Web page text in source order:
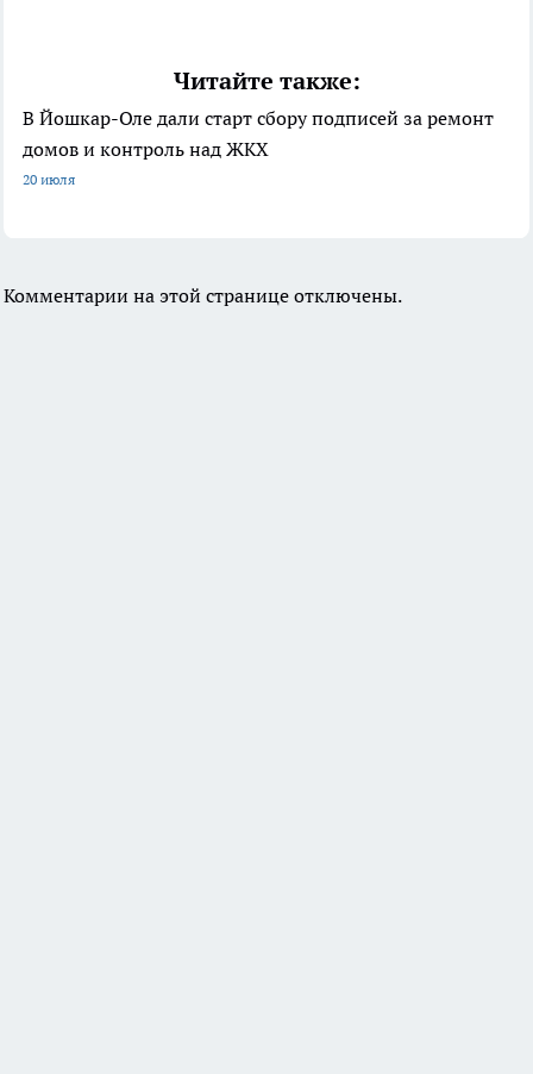
Читайте также:
В Йошкар-Оле дали старт сбору подписей за ремонт
домов и контроль над ЖКХ
20 июля
Комментарии на этой странице отключены.